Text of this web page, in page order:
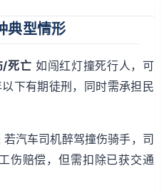
典型情形
/死亡 如闯红灯撞死行人，可
下有期徒刑，同时需承担民
若汽车司机醉驾撞伤骑手，司
伤赔偿，但需扣除已获交通